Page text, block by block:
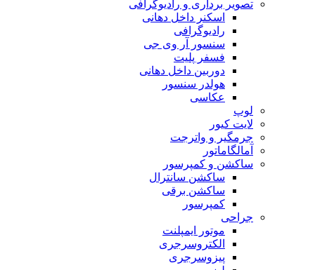
تصویر برداری و رادیوگرافی
اسکنر داخل دهانی
رادیوگرافی
سنسور آر وی جی
فسفر پلیت
دوربین داخل دهانی
هولدر سنسور
عکاسی
لوپ
لایت کیور
جرمگیر و واترجت
آمالگاماتور
ساکشن و کمپرسور
ساکشن سانترال
ساکشن برقی
کمپرسور
جراحی
موتور ایمپلنت
الکتروسرجری
پیزوسرجری